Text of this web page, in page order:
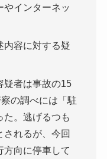
やインターネッ
内容に対する疑
疑者は事故の15
の調べには「駐
た。逃げるつも
されるが、今回
方向に停車して